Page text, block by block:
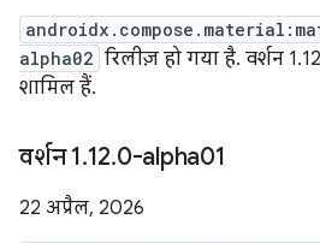
alpha02 रिलीज़ हो गया है. वर्शन
शामिल हैं.
वर्शन 1.12.0-alpha01
22 अप्रैल, 2026